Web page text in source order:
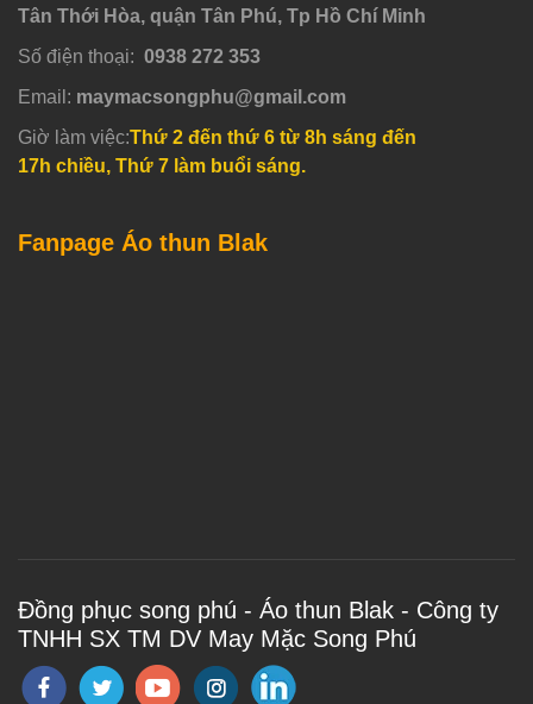
Tân Thới Hòa, quận Tân Phú, Tp Hồ Chí Minh
Số điện thoại: 0938 272 353
Email: maymacsongphu@gmail.com
Giờ làm việc:Thứ 2 đến thứ 6 từ 8h sáng đến
17h chiều, Thứ 7 làm buổi sáng.
Fanpage Áo thun Blak
Đồng phục song phú - Áo thun Blak - Công ty
TNHH SX TM DV May Mặc Song Phú